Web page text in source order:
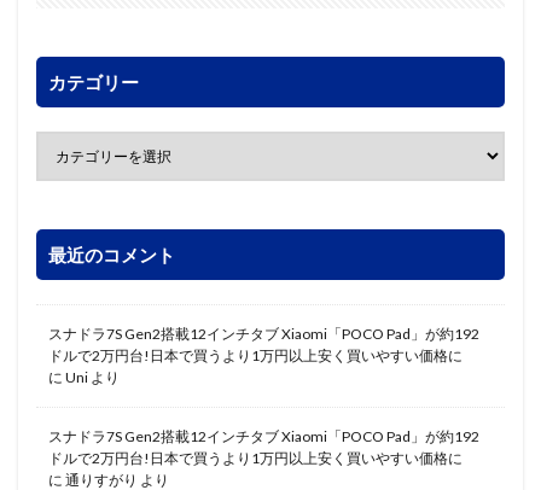
カテゴリー
最近のコメント
スナドラ7S Gen2搭載12インチタブ Xiaomi「POCO Pad」が約192
ドルで2万円台!日本で買うより1万円以上安く買いやすい価格に
に Uni より
スナドラ7S Gen2搭載12インチタブ Xiaomi「POCO Pad」が約192
ドルで2万円台!日本で買うより1万円以上安く買いやすい価格に
に 通りすがり より